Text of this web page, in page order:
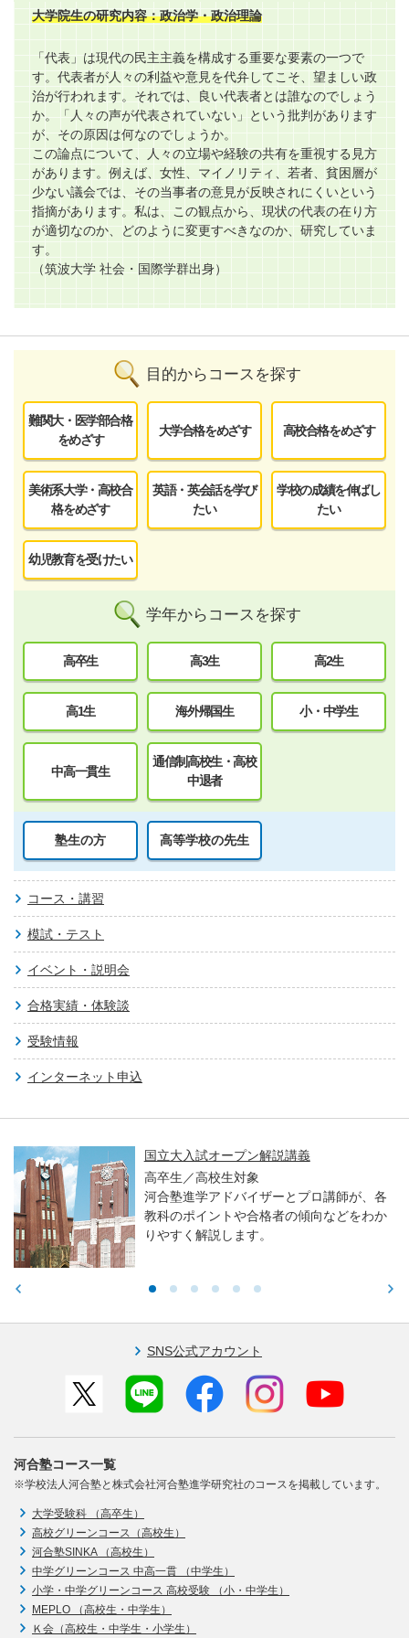
大学院生の研究内容：政治学・政治理論
「代表」は現代の民主主義を構成する重要な要素の一つで
す。代表者が人々の利益や意見を代弁してこそ、望ましい政
治が行われます。それでは、良い代表者とは誰なのでしょう
か。「人々の声が代表されていない」という批判があります
が、その原因は何なのでしょうか。
この論点について、人々の立場や経験の共有を重視する見方
があります。例えば、女性、マイノリティ、若者、貧困層が
少ない議会では、その当事者の意見が反映されにくいという
指摘があります。私は、この観点から、現状の代表の在り方
が適切なのか、どのように変更すべきなのか、研究していま
す。
（筑波大学 社会・国際学群出身）
目的からコースを探す
難関大・医学部合格
をめざす
大学合格をめざす 高校合格をめざす
美術系大学・高校合
格をめざす
英語・英会話を学び
たい
学校の成績を伸ばし
たい
幼児教育を受けたい
学年からコースを探す
高卒生 高3生 高2生
高1生 海外帰国生 小・中学生
中高一貫生
通信制高校生・高校
中退者
塾生の方 高等学校の先生
コース・講習
模試・テスト
イベント・説明会
合格実績・体験談
受験情報
インターネット申込
国立大入試オープン解説講義
高卒生／高校生対象
河合塾進学アドバイザーとプロ講師が、各
教科のポイントや合格者の傾向などをわか
りやすく解説します。
SNS公式アカウント
河合塾コース一覧
※学校法人河合塾と株式会社河合塾進学研究社のコースを掲載しています。
大学受験科 （高卒生）
高校グリーンコース（高校生）
河合塾SINKA （高校生）
中学グリーンコース 中高一貫 （中学生）
小学・中学グリーンコース 高校受験 （小・中学生）
MEPLO （高校生・中学生）
Ｋ会（高校生・中学生・小学生）